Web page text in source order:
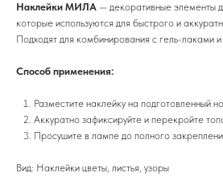
Наклейки МИЛА — декоративные элементы
которые используются для быстрого и
Подходят для комбинирования с гель-лаками
Способ применения:
Разместите наклейку на подготовленный
Аккуратно зафиксируйте и перекройте
Просушите в лампе до полного
Вид: Наклейки цветы, листья, узоры